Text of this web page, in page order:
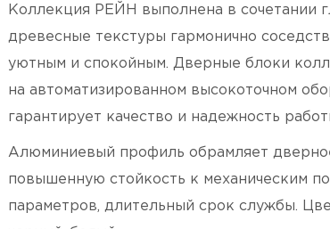
Коллекция РЕЙН выполнена в сочетании
древесные текстуры гармонично
уютным и спокойным. Дверные блоки
на автоматизированном высокоточном
гарантирует качество и надежность
Алюминиевый профиль обрамляет
повышенную стойкость к механическим
параметров, длительный срок службы.